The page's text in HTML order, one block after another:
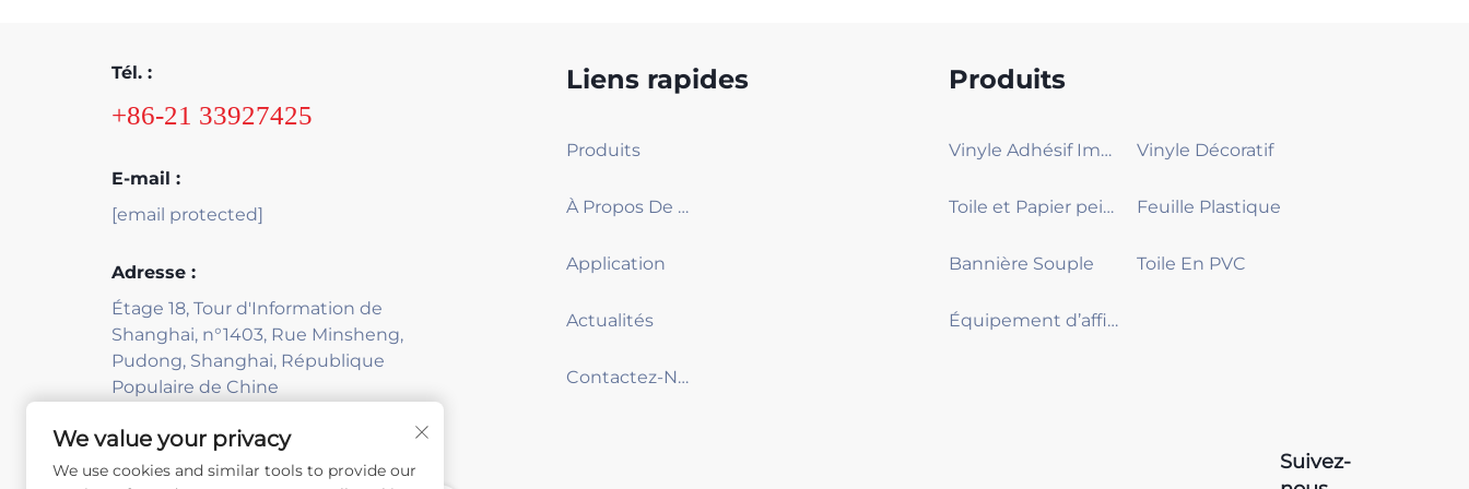
Tél. :
+86-21 33927425
E-mail :
[email protected]
Adresse :
Étage 18, Tour d'Information de
Shanghai, n°1403, Rue Minsheng,
Pudong, Shanghai, République
Populaire de Chine
Liens rapides
Produits
À Propos De Nous
Application
Actualités
Contactez-Nous
Produits
Vinyle Adhésif Imprimable Vinyle Décoratif
Toile et Papier peint Feuille Plastique
Bannière Souple Toile En PVC
Équipement d’affichage
Suivez-
We value your privacy
We use cookies and similar tools to provide our